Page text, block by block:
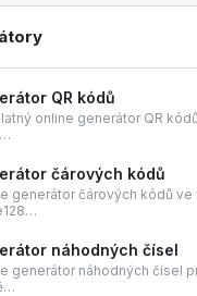
QR kódů
online generátor QR
čárových kódů
generátor čárových kódů ve
náhodných čísel
generátor náhodných čísel